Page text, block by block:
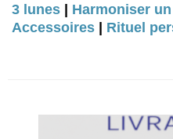
3 lunes | Harmoniser
Accessoires | Rituel